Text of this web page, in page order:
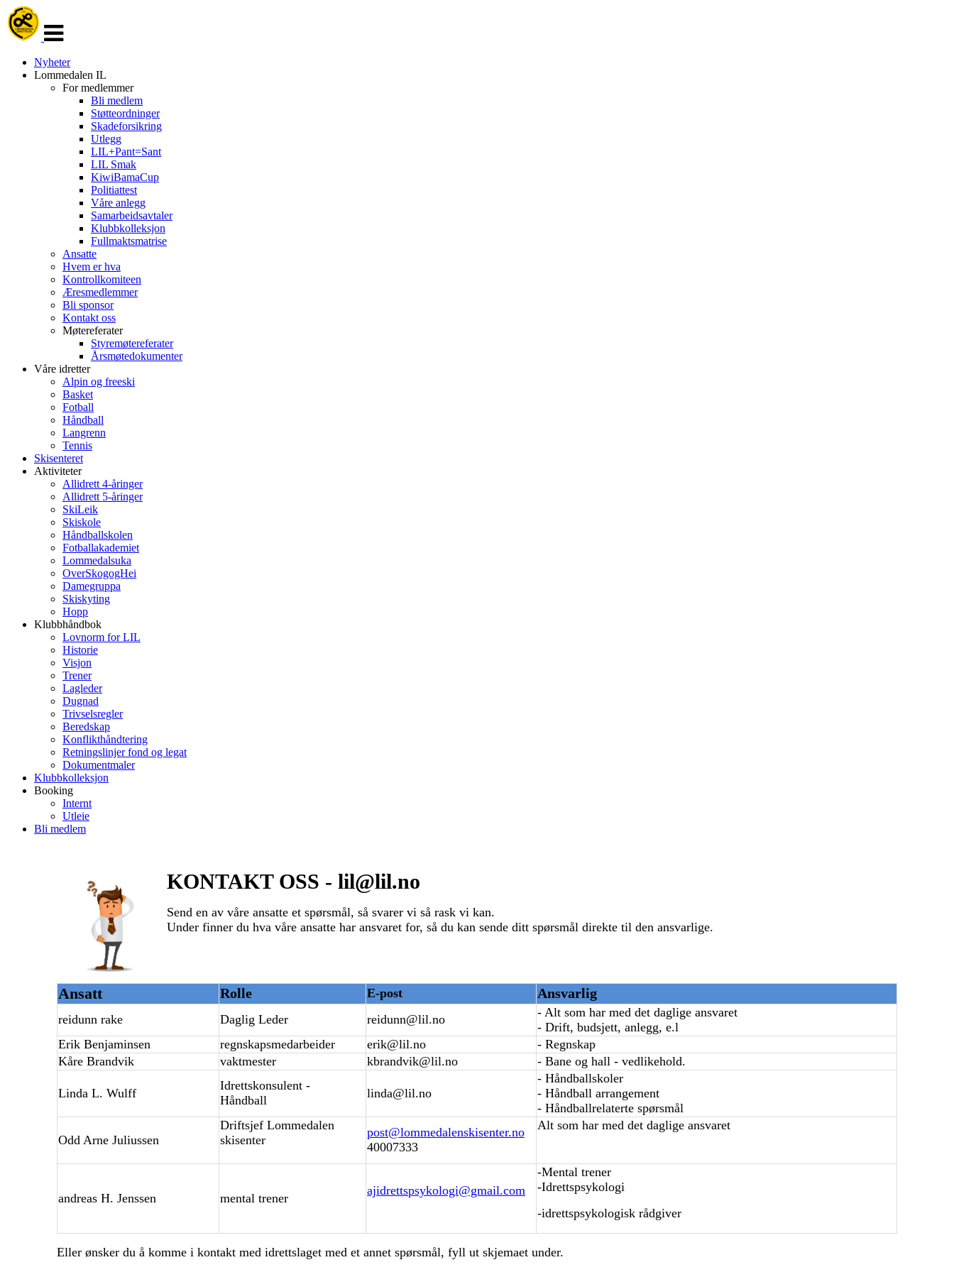
navigasjon
Nyheter
Lommedalen IL
For medlemmer
Bli medlem
Støtteordninger
Skadeforsikring
Utlegg
LIL+Pant=Sant
LIL Smak
KiwiBamaCup
Politiattest
Våre anlegg
Samarbeidsavtaler
Klubbkolleksjon
Fullmaktsmatrise
Ansatte
Hvem er hva
Kontrollkomiteen
Æresmedlemmer
Bli sponsor
Kontakt oss
Møtereferater
Styremøtereferater
Årsmøtedokumenter
Våre idretter
Alpin og freeski
Basket
Fotball
Håndball
Langrenn
Tennis
Skisenteret
Aktiviteter
Allidrett 4-åringer
Allidrett 5-åringer
SkiLeik
Skiskole
Håndballskolen
Fotballakademiet
Lommedalsuka
OverSkogogHei
Damegruppa
Skiskyting
Hopp
Klubbhåndbok
Lovnorm for LIL
Historie
Visjon
Trener
Lagleder
Dugnad
Trivselsregler
Beredskap
Konflikthåndtering
Retningslinjer fond og legat
Dokumentmaler
Klubbkolleksjon
Booking
Internt
Utleie
Bli medlem
KONTAKT OSS - lil@lil.no
Send en av våre ansatte et spørsmål, så svarer vi så rask vi kan.
Under finner du hva våre ansatte har ansvaret for, så du kan sende ditt spørsmål direkte til den ansvarlige.
Ansatt Rolle E-post Ansvarlig
reidunn rake Daglig Leder reidunn@lil.no
- Alt som har med det daglige ansvaret
- Drift, budsjett, anlegg, e.l
Erik Benjaminsen
regnskapsmedarbeider erik@lil.no
- Regnskap
Kåre Brandvik
vaktmester kbrandvik@lil.no - Bane og hall - vedlikehold.
Linda L. Wulff
Idrettskonsulent -
Håndball
linda@lil.no
- Håndballskoler
- Håndball arrangement
- Håndballrelaterte spørsmål
Odd Arne Juliussen
Driftsjef Lommedalen
skisenter
post@lommedalenskisenter.no
40007333
Alt som har med det daglige ansvaret
andreas H. Jenssen mental trener
ajidrettspsykologi@gmail.com
-Mental trener
-Idrettspsykologi
-idrettspsykologisk rådgiver
Eller ønsker du å komme i kontakt med idrettslaget med et annet spørsmål, fyll ut skjemaet under.